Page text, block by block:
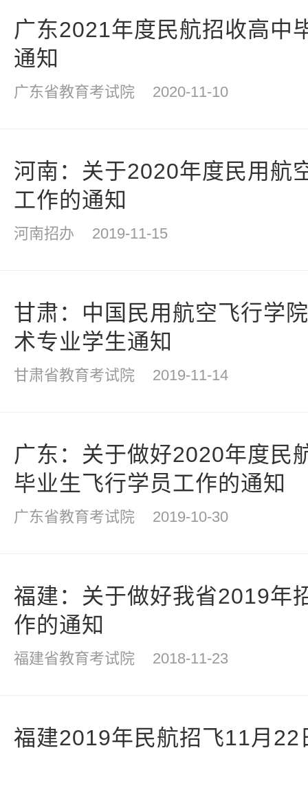
广东2021年度民航招收高中
通知
广东省教育考试院 2020-11-10
河南：关于2020年度民用航
工作的通知
河南招办 2019-11-15
甘肃：中国民用航空飞行学
术专业学生通知
甘肃省教育考试院 2019-11-14
广东：关于做好2020年度民
毕业生飞行学员工作的通知
广东省教育考试院 2019-10-30
福建：关于做好我省2019年
作的通知
福建省教育考试院 2018-11-23
福建2019年民航招飞11月